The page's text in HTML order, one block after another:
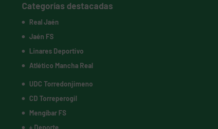
Categorías destacadas
Real Jaén
Jaén FS
Linares Deportivo
Atlético Mancha Real
UDC Torredonjimeno
CD Torreperogil
Mengíbar FS